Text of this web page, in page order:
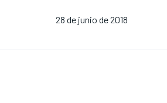
28 de junio de 2018